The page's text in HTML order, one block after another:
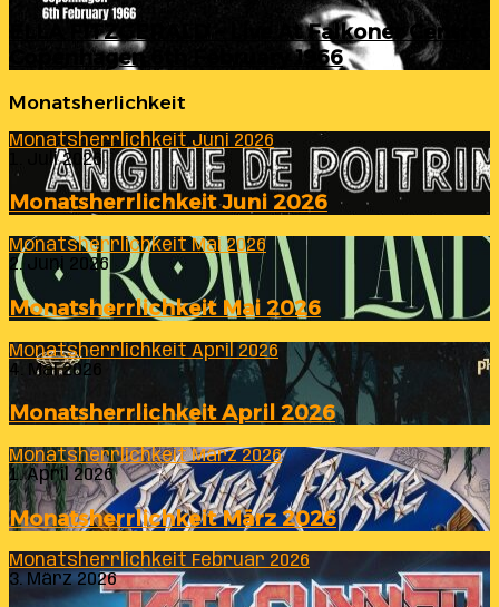
ELLA FITZGERALD – Live At Falkoner Centre
Copenhagen 6th February 1966
Monatsherlichkeit
Monatsherrlichkeit Juni 2026
1. Juli 2026
Monatsherrlichkeit Juni 2026
Monatsherrlichkeit Mai 2026
2. Juni 2026
Monatsherrlichkeit Mai 2026
Monatsherrlichkeit April 2026
4. Mai 2026
Monatsherrlichkeit April 2026
Monatsherrlichkeit März 2026
1. April 2026
Monatsherrlichkeit März 2026
Monatsherrlichkeit Februar 2026
3. März 2026